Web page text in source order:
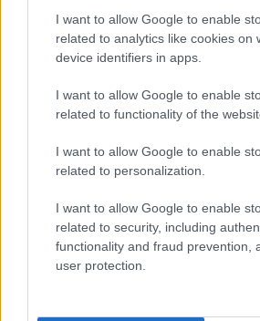
I want to allow Google to enable
related to analytics like cookies on
device identifiers in apps.
I want to allow Google to enable
related to functionality of the
I want to allow Google to enable
related to personalization.
I want to allow Google to enable
related to security, including
functionality and fraud prevention,
user protection.
En tiempos recientes, la ciudad
protestas relacionadas con la
plantea preguntas sobre la
crecimiento urbano. La historia
Condesa y Roma Norte sirve